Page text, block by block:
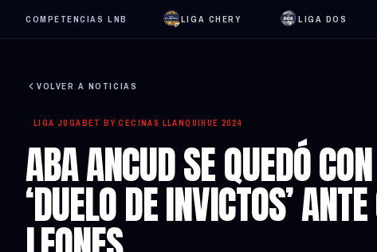
COMPETENCIAS LNB LIGA CHERY LIGA DOS
VOLVER A NOTICIAS
LIGA JUGABET BY CECINAS LLANQUIHUE 2024
ABA ANCUD SE QUEDÓ
‘DUELO DE INVICTOS’